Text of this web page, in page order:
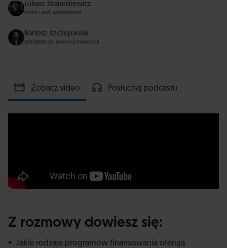
Łukasz Szałankiewicz
Audio Lead, wykładowca
Bartosz Szczepaniak
specjalista ds. promocji inwestycji
Zobacz video Posłuchaj podcastu
Z rozmowy dowiesz się:
Jakie rodzaje programów finansowania oferują